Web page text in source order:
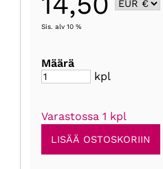
Sis. alv 10 %
Määrä
kpl
Varastossa 1 kpl